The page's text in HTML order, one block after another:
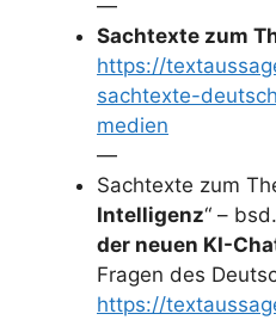
—
Sachtexte zum
https://
sachtexte-
medien
—
Sachtexte zum
Intelligenz“ –
der neuen KI-
Fragen des
https://